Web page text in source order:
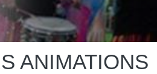
ANIMATIONS